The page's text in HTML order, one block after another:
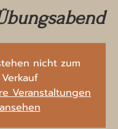
nicht zum
Verkauf
Veranstaltungen